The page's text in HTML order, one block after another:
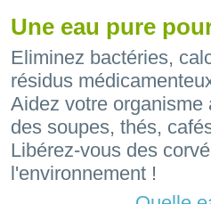
Une eau pure
Eliminez bactéries,
résidus
Aidez votre
des soupes, thés,
Libérez-vous des
l'environnement !